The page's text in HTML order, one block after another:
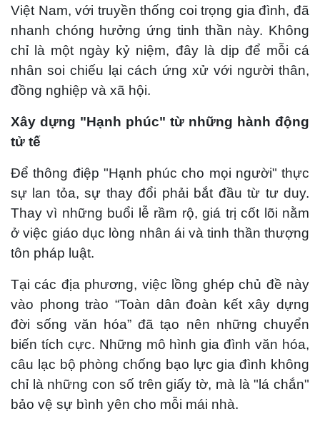
Việt Nam, với truyền thống coi trọng gia đình, đã
nhanh chóng hưởng ứng tinh thần này. Không
chỉ là một ngày kỷ niệm, đây là dịp để mỗi cá
nhân soi chiếu lại cách ứng xử với người thân,
đồng nghiệp và xã hội.
Xây dựng "Hạnh phúc" từ những hành động
tử tế
Để thông điệp "Hạnh phúc cho mọi người" thực
sự lan tỏa, sự thay đổi phải bắt đầu từ tư duy.
Thay vì những buổi lễ rầm rộ, giá trị cốt lõi nằm
ở việc giáo dục lòng nhân ái và tinh thần thượng
tôn pháp luật.
Tại các địa phương, việc lồng ghép chủ đề này
vào phong trào “Toàn dân đoàn kết xây dựng
đời sống văn hóa” đã tạo nên những chuyển
biến tích cực. Những mô hình gia đình văn hóa,
câu lạc bộ phòng chống bạo lực gia đình không
chỉ là những con số trên giấy tờ, mà là "lá chắn"
bảo vệ sự bình yên cho mỗi mái nhà.